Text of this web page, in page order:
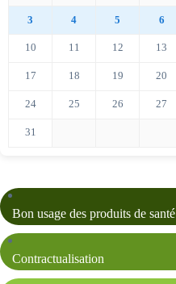
3 4 5 6
10 11 12 13
17 18 19 20
24 25 26 27
31
Bon usage des produits de santé
Contractualisation